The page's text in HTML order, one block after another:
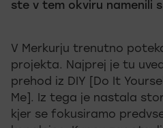
ste v tem okviru namenili
V Merkurju trenutno
projekta. Najprej je tu
prehod iz DIY [Do It
Me]. Iz tega je nastala
kjer se fokusiramo